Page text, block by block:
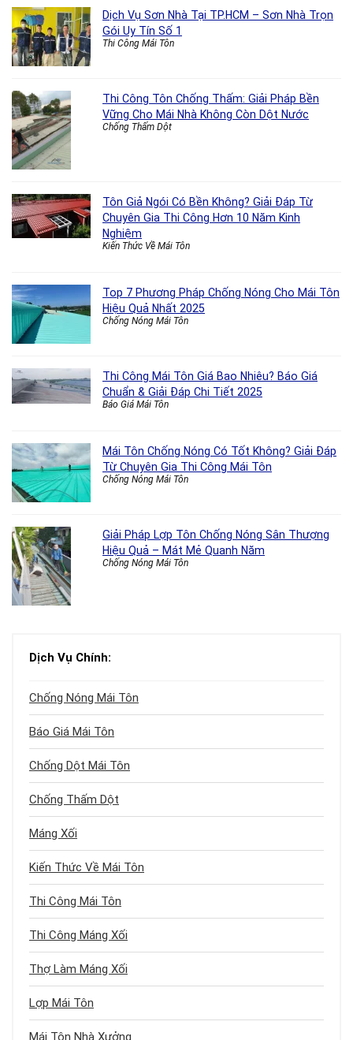
Dịch Vụ Sơn Nhà Tại TP.HCM – Sơn Nhà Trọn
Gói Uy Tín Số 1
Thi Công Mái Tôn
Thi Công Tôn Chống Thấm: Giải Pháp Bền
Vững Cho Mái Nhà Không Còn Dột Nước
Chống Thấm Dột
Tôn Giả Ngói Có Bền Không? Giải Đáp Từ
Chuyên Gia Thi Công Hơn 10 Năm Kinh
Nghiệm
Kiến Thức Về Mái Tôn
Top 7 Phương Pháp Chống Nóng Cho Mái Tôn
Hiệu Quả Nhất 2025
Chống Nóng Mái Tôn
Thi Công Mái Tôn Giá Bao Nhiêu? Báo Giá
Chuẩn & Giải Đáp Chi Tiết 2025
Báo Giá Mái Tôn
Mái Tôn Chống Nóng Có Tốt Không? Giải Đáp
Từ Chuyên Gia Thi Công Mái Tôn
Chống Nóng Mái Tôn
Giải Pháp Lợp Tôn Chống Nóng Sân Thượng
Hiệu Quả – Mát Mẻ Quanh Năm
Chống Nóng Mái Tôn
Dịch Vụ Chính:
Chống Nóng Mái Tôn
Báo Giá Mái Tôn
Chống Dột Mái Tôn
Chống Thấm Dột
Máng Xối
Kiến Thức Về Mái Tôn
Thi Công Mái Tôn
Thi Công Máng Xối
Thợ Làm Máng Xối
Lợp Mái Tôn
Mái Tôn Nhà Xưởng